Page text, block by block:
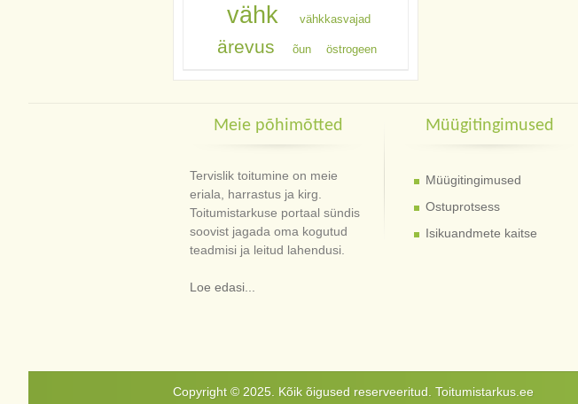
vähk vähkkasvajad
ärevus õun östrogeen
Meie põhimõtted
Tervislik toitumine on meie
eriala, harrastus ja kirg.
Toitumistarkuse portaal sündis
soovist jagada oma kogutud
teadmisi ja leitud lahendusi.
Loe edasi...
Müügitingimused
Müügitingimused
Ostuprotsess
Isikuandmete kaitse
Copyright © 2025. Kõik õigused reserveeritud. Toitumistarkus.ee